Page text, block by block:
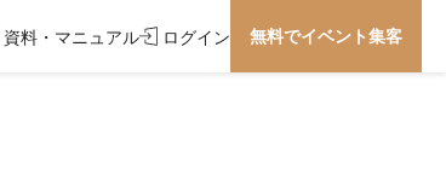
資料・マニュアル ログイン 無料でイベント集客